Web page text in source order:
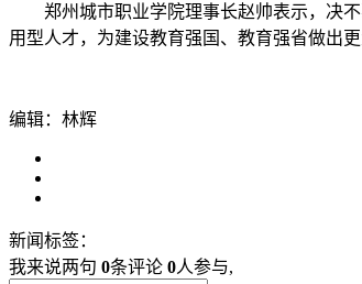
郑州城市职业学院理事长赵帅表示，决
用型人才，为建设教育强国、教育强省做出
编辑：林辉
新闻标签：
我来说两句 0条评论 0人参与,